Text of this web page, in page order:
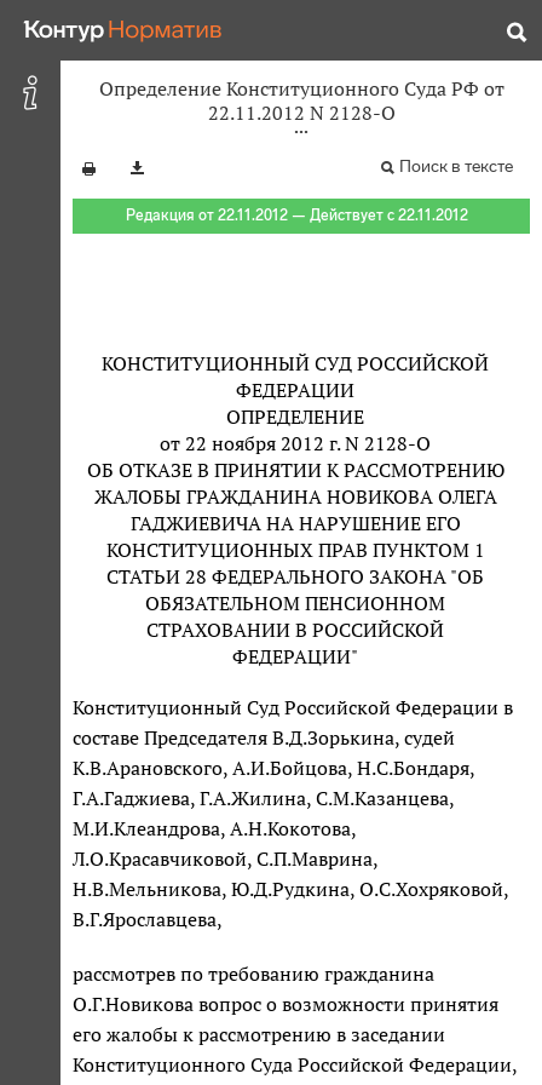
Определение Конституционного Суда РФ от
22.11.2012 N 2128-О
Поиск в тексте
Редакция от 22.11.2012 — Действует с 22.11.2012
КОНСТИТУЦИОННЫЙ СУД РОССИЙСКОЙ
ФЕДЕРАЦИИ
ОПРЕДЕЛЕНИЕ
от 22 ноября 2012 г. N 2128-О
ОБ ОТКАЗЕ В ПРИНЯТИИ К РАССМОТРЕНИЮ
ЖАЛОБЫ ГРАЖДАНИНА НОВИКОВА ОЛЕГА
ГАДЖИЕВИЧА НА НАРУШЕНИЕ ЕГО
КОНСТИТУЦИОННЫХ ПРАВ ПУНКТОМ 1
СТАТЬИ 28 ФЕДЕРАЛЬНОГО ЗАКОНА "ОБ
ОБЯЗАТЕЛЬНОМ ПЕНСИОННОМ
СТРАХОВАНИИ В РОССИЙСКОЙ
ФЕДЕРАЦИИ"
Конституционный Суд Российской Федерации в
составе Председателя В.Д.Зорькина, судей
К.В.Арановского, А.И.Бойцова, Н.С.Бондаря,
Г.А.Гаджиева, Г.А.Жилина, С.М.Казанцева,
М.И.Клеандрова, А.Н.Кокотова,
Л.О.Красавчиковой, С.П.Маврина,
Н.В.Мельникова, Ю.Д.Рудкина, О.С.Хохряковой,
В.Г.Ярославцева,
рассмотрев по требованию гражданина
О.Г.Новикова вопрос о возможности принятия
его жалобы к рассмотрению в заседании
Конституционного Суда Российской Федерации,